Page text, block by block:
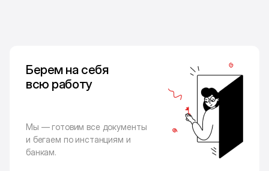
Берем на себя
всю работу
Мы — готовим все документы
и бегаем по инстанциям и
банкам.